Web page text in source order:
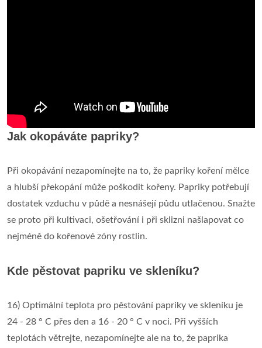
Jak okopáváte papriky?
Při okopávání nezapomínejte na to, že papriky koření mělce
a hlubší překopání může poškodit kořeny. Papriky potřebují
dostatek vzduchu v půdě a nesnášejí půdu utlačenou. Snažte
se proto při kultivaci, ošetřování i při sklizni našlapovat co
nejméně do kořenové zóny rostlin.
Kde pěstovat papriku ve skleníku?
16) Optimální teplota pro pěstování papriky ve skleníku je
24 - 28 ° C přes den a 16 - 20 ° C v noci. Při vyšších
teplotách větrejte, nezapomínejte ale na to, že paprika